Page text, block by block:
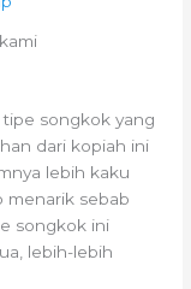
tipe songkok yang
dari kopiah ini
lebih kaku
menarik sebab
songkok ini
lebih-lebih